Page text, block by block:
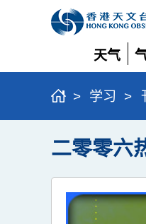
天气
展
开
> 学习 >
二零零六